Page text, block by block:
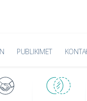
PUBLIKIMET